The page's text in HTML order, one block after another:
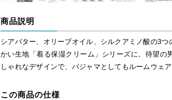
商品説明
シアバター、オリーブオイル、シルクアミノ酸の3
かい生地「着る保湿クリーム」シリーズに、待望の
しゃれなデザインで、パジャマとしてもルームウェ
この商品の仕様